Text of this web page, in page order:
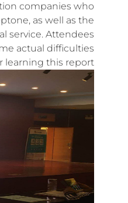
companies who
as well as the
service. Attendees
actual difficulties
learning this report.